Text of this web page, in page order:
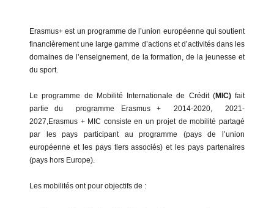
Erasmus+ est un programme de l’union européenne qui soutient
financièrement une large gamme d’actions et d’activités dans les
domaines de l’enseignement, de la formation, de la jeunesse et
du sport.
Le programme de Mobilité Internationale de Crédit (MIC)fait
partie du programme Erasmus + 2014-2020, 2021-
2027,Erasmus + MIC consiste en un projet de mobilité partagé
par les pays participant au programme (pays de l’union
européenne et les pays tiers associés) et les pays partenaires
(pays hors Europe).
Les mobilités ont pour objectifs de :